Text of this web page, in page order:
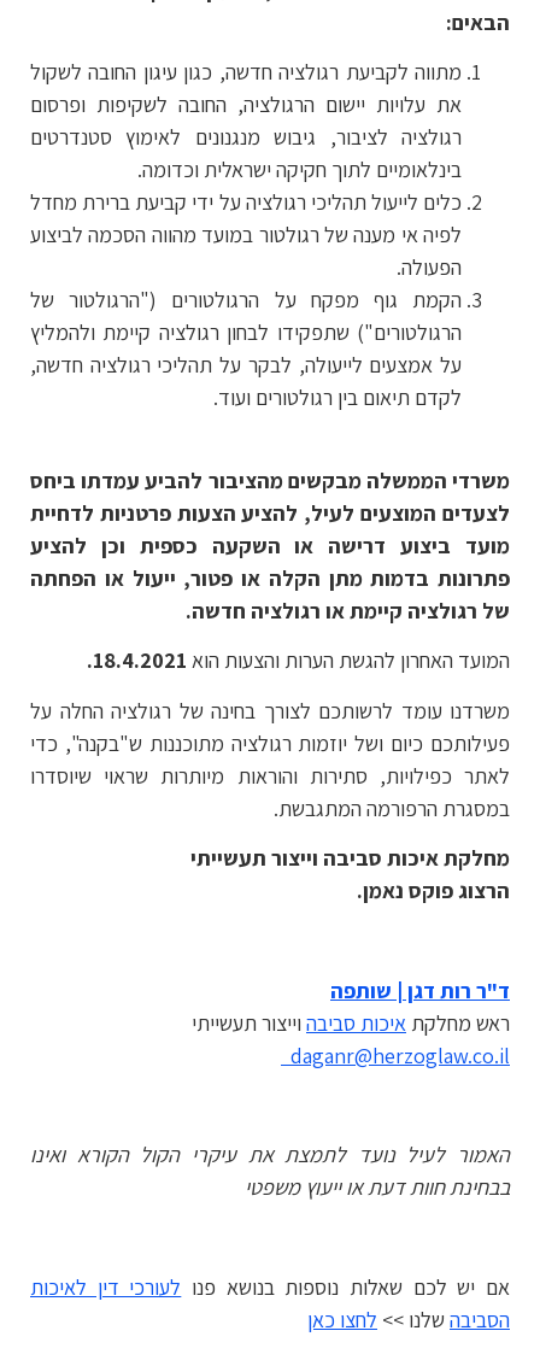
הבאים:
מתווה לקביעת רגולציה חדשה, כגון עיגון החובה לשקול
את עלויות יישום הרגולציה, החובה לשקיפות ופרסום
רגולציה לציבור, גיבוש מנגנונים לאימוץ סטנדרטים
בינלאומיים לתוך חקיקה ישראלית וכדומה.
כלים לייעול תהליכי רגולציה על ידי קביעת ברירת מחדל
לפיה אי מענה של רגולטור במועד מהווה הסכמה לביצוע
הפעולה.
הקמת גוף מפקח על הרגולטורים ("הרגולטור של
הרגולטורים") שתפקידו לבחון רגולציה קיימת ולהמליץ
על אמצעים לייעולה, לבקר על תהליכי רגולציה חדשה,
לקדם תיאום בין רגולטורים ועוד.
משרדי הממשלה מבקשים מהציבור להביע עמדתו ביחס
לצעדים המוצעים לעיל, להציע הצעות פרטניות לדחיית
מועד ביצוע דרישה או השקעה כספית וכן להציע
פתרונות בדמות מתן הקלה או פטור, ייעול או הפחתה
של רגולציה קיימת או רגולציה חדשה.
המועד האחרון להגשת הערות והצעות הוא
משרדנו עומד לרשותכם לצורך בחינה של רגולציה החלה על
פעילותכם כיום ושל יוזמות רגולציה מתוכננות ש"בקנה", כדי
לאתר כפילויות, סתירות והוראות מיותרות שראוי שיוסדרו
במסגרת הרפורמה המתגבשת.
מחלקת איכות סביבה וייצור תעשייתי
הרצוג פוקס נאמן.
ד"ר רות דגן | שותפה
ראש מחלקת איכות סביבה וייצור תעשייתי
daganr@herzoglaw.co.il
האמור לעיל נועד לתמצת את עיקרי הקול הקורא ואינו
בבחינת חוות דעת או ייעוץ משפטי
אם יש לכם שאלות נוספות בנושא פנו לעורכי דין לאיכות
הסביבה שלנו >> לחצו כאן